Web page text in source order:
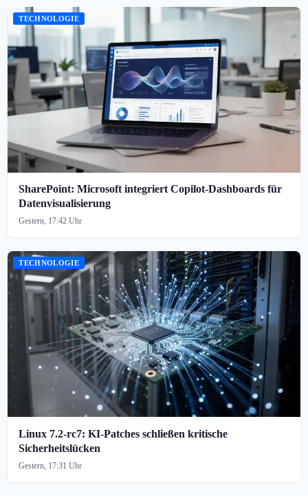
TECHNOLOGIE
SharePoint: Microsoft integriert Copilot-Dashboards für
Datenvisualisierung
Gestern, 17:42 Uhr
TECHNOLOGIE
Linux 7.2-rc7: KI-Patches schließen kritische
Sicherheitslücken
Gestern, 17:31 Uhr